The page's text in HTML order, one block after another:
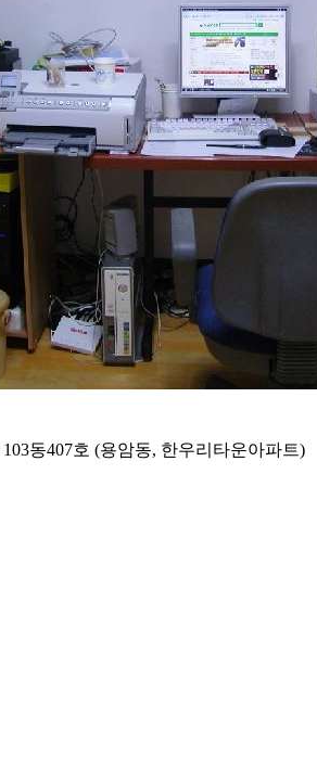
동407호 (용암동, 한우리타운아파트)